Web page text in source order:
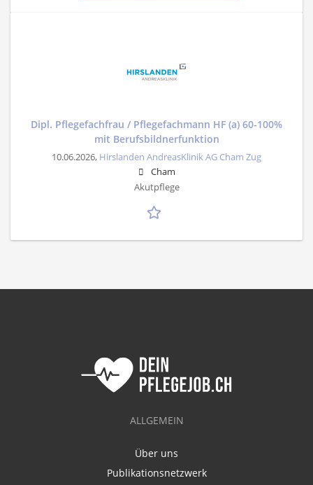
Dipl. Pflegefachfrau / Pflegefachmann HF (a) 60-100%
mit Berufsbildnerfunktion
10.06.2026, Hirslanden AndreasKlinik AG Cham Zug
Cham
Akutpflege
ALLGEMEIN
Über uns
Publikationsnetzwerk